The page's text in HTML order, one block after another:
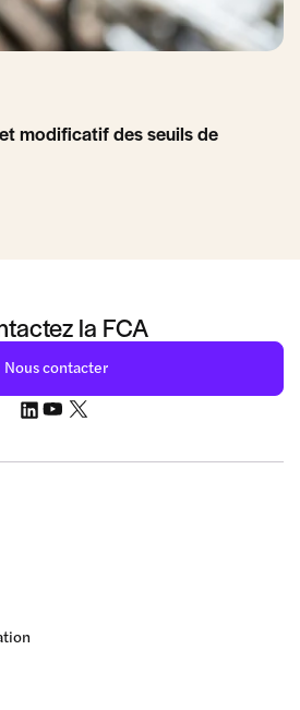
modificatif des seuils de
la FCA
Nous contacter